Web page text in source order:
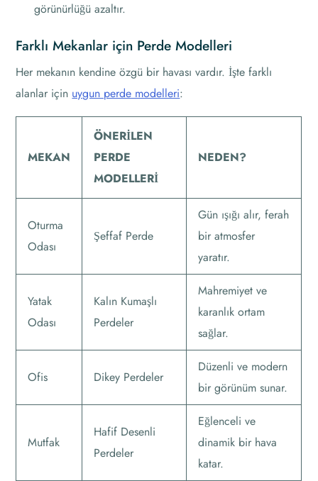
görünürlüğü azaltır.
Farklı Mekanlar için Perde Modelleri
Her mekanın kendine özgü bir havası vardır. İşte farklı
alanlar için uygun perde modelleri:
MEKAN
ÖNERILEN
PERDE
MODELLERI
NEDEN?
Oturma
Odası
Şeffaf Perde
Gün ışığı alır, ferah
bir atmosfer
yaratır.
Yatak
Odası
Kalın Kumaşlı
Perdeler
Mahremiyet ve
karanlık ortam
sağlar.
Ofis Dikey Perdeler
Düzenli ve modern
bir görünüm sunar.
Mutfak
Hafif Desenli
Perdeler
Eğlenceli ve
dinamik bir hava
katar.